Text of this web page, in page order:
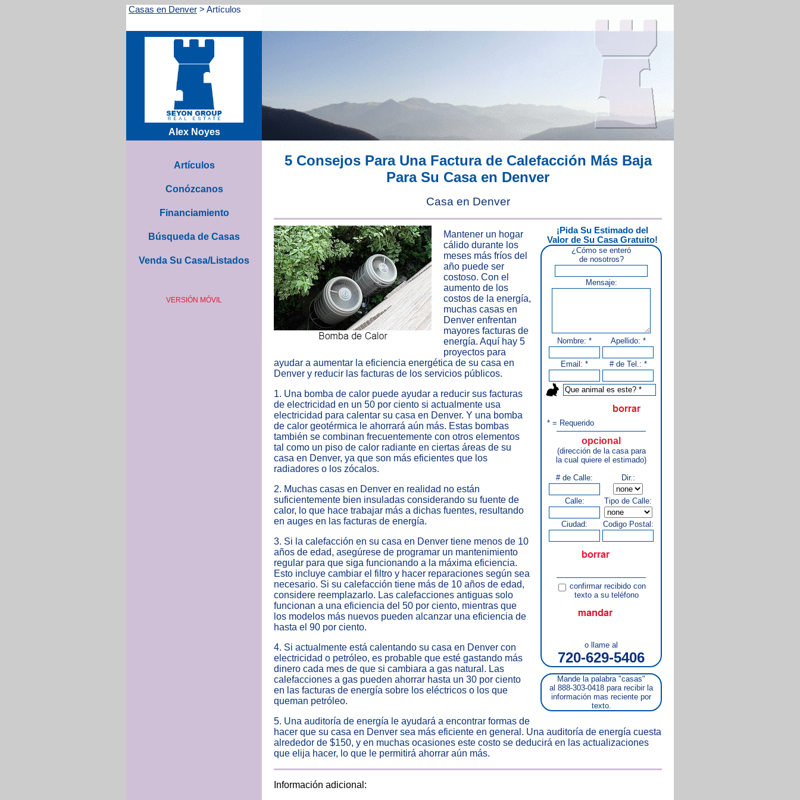
Casas en Denver > Artículos
Alex Noyes
5 Consejos Para Una Factura de Calefacción Más Baja
Para Su Casa en Denver
Casa en Denver
Artículos
Conózcanos
Financiamiento
Búsqueda de Casas
Venda Su Casa/Listados
VERSIÓN MÓVIL
¡Pida Su Estimado del
Valor de Su Casa Gratuito!
¿Cómo se enteró
de nosotros?
Mensaje:
Nombre: * Apellido: *
Email: * # de Tel.: *
* = Requerido
opcional
(dirección de la casa para
la cual quiere el estimado)
# de Calle:
Dir.:
Calle: Tipo de Calle:
Ciudad: Codigo Postal:
confirmar recibido con
texto a su teléfono
o llame al
720-629-5406
Mande la palabra "casas"
al 888-303-0418 para recibir la
información mas reciente por
texto.
Mantener un hogar
cálido durante los
meses más fríos del
año puede ser
costoso. Con el
aumento de los
costos de la energía,
muchas casas en
Denver enfrentan
mayores facturas de
energía. Aquí hay 5
proyectos para
ayudar a aumentar la eficiencia energética de su casa en
Denver y reducir las facturas de los servicios públicos.
1. Una bomba de calor puede ayudar a reducir sus facturas
de electricidad en un 50 por ciento si actualmente usa
electricidad para calentar su casa en Denver. Y una bomba
de calor geotérmica le ahorrará aún más. Estas bombas
también se combinan frecuentemente con otros elementos
tal como un piso de calor radiante en ciertas áreas de su
casa en Denver, ya que son más eficientes que los
radiadores o los zócalos.
2. Muchas casas en Denver en realidad no están
suficientemente bien insuladas considerando su fuente de
calor, lo que hace trabajar más a dichas fuentes, resultando
en auges en las facturas de energía.
3. Si la calefacción en su casa en Denver tiene menos de 10
años de edad, asegúrese de programar un mantenimiento
regular para que siga funcionando a la máxima eficiencia.
Esto incluye cambiar el filtro y hacer reparaciones según sea
necesario. Si su calefacción tiene más de 10 años de edad,
considere reemplazarlo. Las calefacciones antiguas solo
funcionan a una eficiencia del 50 por ciento, mientras que
los modelos más nuevos pueden alcanzar una eficiencia de
hasta el 90 por ciento.
4. Si actualmente está calentando su casa en Denver con
electricidad o petróleo, es probable que esté gastando más
dinero cada mes de que si cambiara a gas natural. Las
calefacciones a gas pueden ahorrar hasta un 30 por ciento
en las facturas de energía sobre los eléctricos o los que
queman petróleo.
5. Una auditoría de energía le ayudará a encontrar formas de
hacer que su casa en Denver sea más eficiente en general. Una auditoría de energía cuesta
alrededor de $150, y en muchas ocasiones este costo se deducirá en las actualizaciones
que elija hacer, lo que le permitirá ahorrar aún más.
Información adicional: